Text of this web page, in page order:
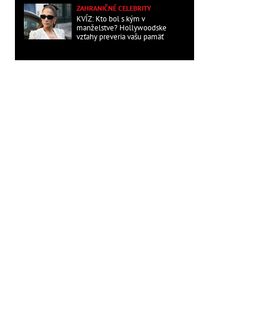
ZAHRANIČNÉ CELEBRITY
KVÍZ: Kto bol s kým v
manželstve? Hollywoodske
vzťahy preveria vašu pamäť